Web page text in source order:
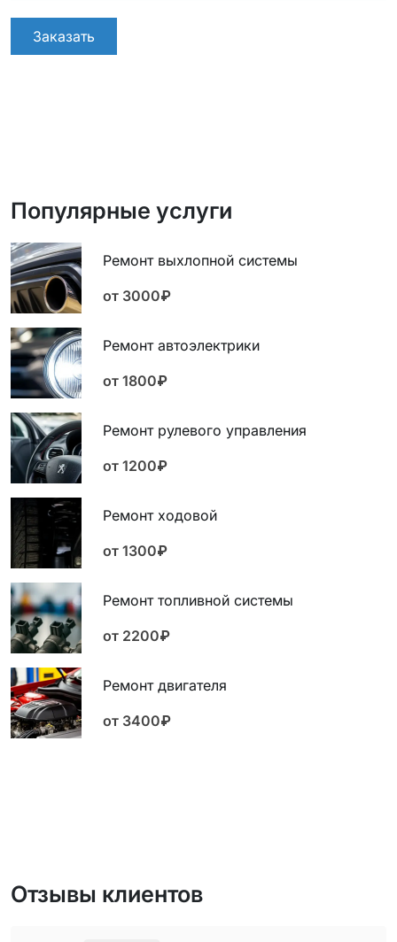
Заказать
Популярные услуги
Ремонт выхлопной системы
от 3000₽
Ремонт автоэлектрики
от 1800₽
Ремонт рулевого управления
от 1200₽
Ремонт ходовой
от 1300₽
Ремонт топливной системы
от 2200₽
Ремонт двигателя
от 3400₽
Отзывы клиентов